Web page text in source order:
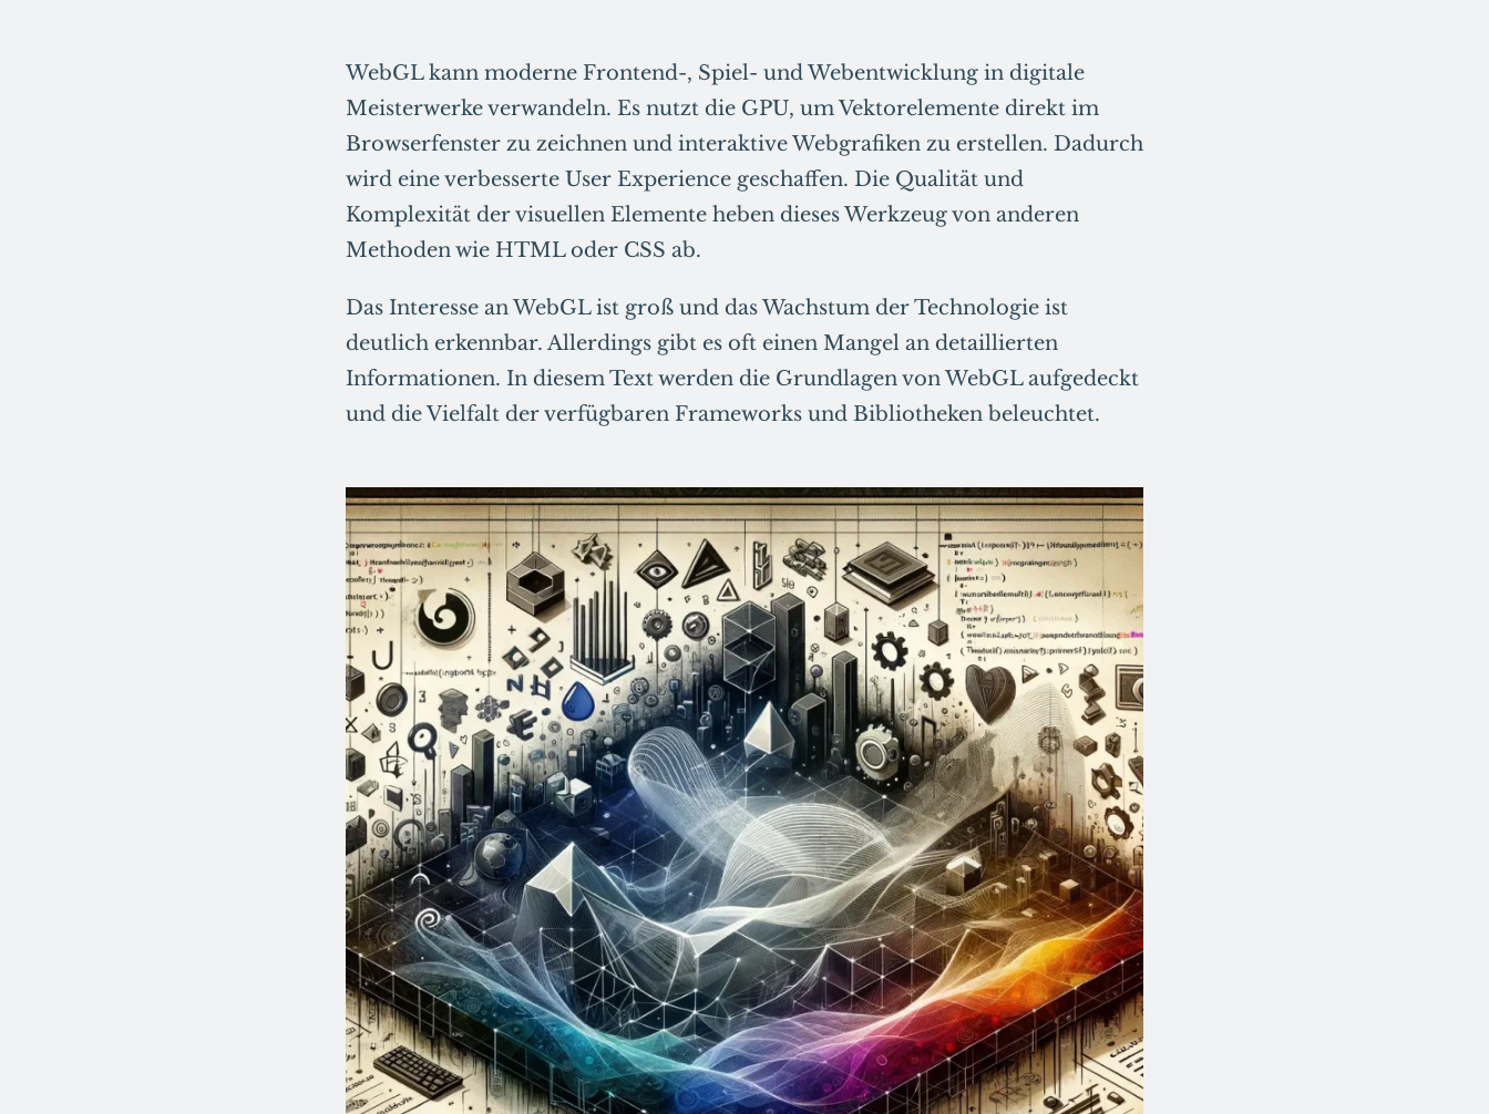
WebGL kann moderne Frontend-, Spiel- und Webentwicklung in digitale
Meisterwerke verwandeln. Es nutzt die GPU, um Vektorelemente direkt im
Browserfenster zu zeichnen und interaktive Webgrafiken zu erstellen. Dadurch
wird eine verbesserte User Experience geschaffen. Die Qualität und
Komplexität der visuellen Elemente heben dieses Werkzeug von anderen
Methoden wie HTML oder CSS ab.
Das Interesse an WebGL ist groß und das Wachstum der Technologie ist
deutlich erkennbar. Allerdings gibt es oft einen Mangel an detaillierten
Informationen. In diesem Text werden die Grundlagen von WebGL aufgedeckt
und die Vielfalt der verfügbaren Frameworks und Bibliotheken beleuchtet.